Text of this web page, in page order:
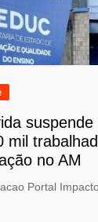
mil
no AM
Portal